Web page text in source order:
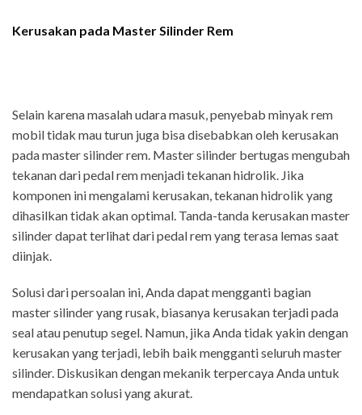
Kerusakan pada Master Silinder Rem
Selain karena masalah udara masuk, penyebab minyak rem
mobil tidak mau turun juga bisa disebabkan oleh kerusakan
pada master silinder rem. Master silinder bertugas mengubah
tekanan dari pedal rem menjadi tekanan hidrolik. Jika
komponen ini mengalami kerusakan, tekanan hidrolik yang
dihasilkan tidak akan optimal. Tanda-tanda kerusakan master
silinder dapat terlihat dari pedal rem yang terasa lemas saat
diinjak.
Solusi dari persoalan ini, Anda dapat mengganti bagian
master silinder yang rusak, biasanya kerusakan terjadi pada
seal atau penutup segel. Namun, jika Anda tidak yakin dengan
kerusakan yang terjadi, lebih baik mengganti seluruh master
silinder. Diskusikan dengan mekanik terpercaya Anda untuk
mendapatkan solusi yang akurat.